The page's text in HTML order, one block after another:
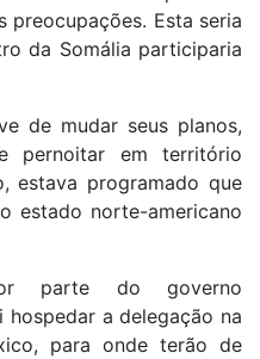
preocupações. Esta seria
da Somália participaria
de mudar seus planos,
pernoitar em território
estava programado que
estado norte-americano
parte do governo
a delegação na
para onde terão de